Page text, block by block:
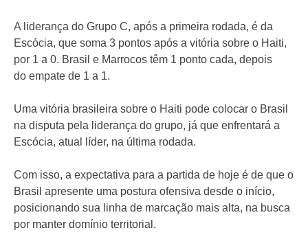
A liderança do Grupo C, após a primeira rodada, é da
Escócia, que soma 3 pontos após a vitória sobre o Haiti,
por 1 a 0. Brasil e Marrocos têm 1 ponto cada, depois
do empate de 1 a 1.
Uma vitória brasileira sobre o Haiti pode colocar o Brasil
na disputa pela liderança do grupo, já que enfrentará a
Escócia, atual líder, na última rodada.
Com isso, a expectativa para a partida de hoje é de que o
Brasil apresente uma postura ofensiva desde o início,
posicionando sua linha de marcação mais alta, na busca
por manter domínio territorial.